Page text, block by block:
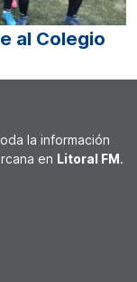
al Colegio
la información
en Litoral FM.